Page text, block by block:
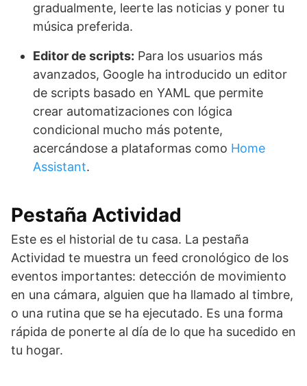
gradualmente, leerte las noticias y poner tu
música preferida.
Editor de scripts: Para los usuarios más
avanzados, Google ha introducido un editor
de scripts basado en YAML que permite
crear automatizaciones con lógica
condicional mucho más potente,
acercándose a plataformas como Home
Assistant.
Pestaña Actividad
Este es el historial de tu casa. La pestaña
Actividad te muestra un feed cronológico de los
eventos importantes: detección de movimiento
en una cámara, alguien que ha llamado al timbre,
o una rutina que se ha ejecutado. Es una forma
rápida de ponerte al día de lo que ha sucedido en
tu hogar.